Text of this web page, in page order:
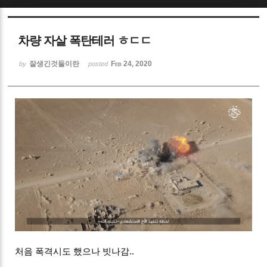
차량 자살 폭탄테러 ㅎㄷㄷ
by 잘생긴것들이란 posted Feb 24, 2020
처음 폭격시도 했으나 빗나감..
Sketchbook5, 스케치북5
Sketchbook5, 스케치북5